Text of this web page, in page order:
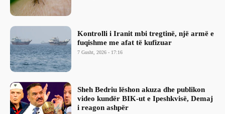
Kontrolli i Iranit mbi tregtinë, një armë e
fuqishme me afat të kufizuar
7 Gusht, 2026 - 17:16
Sheh Bedriu lëshon akuza dhe publikon
video kundër BIK-ut e Ipeshkvisë, Demaj
i reagon ashpër